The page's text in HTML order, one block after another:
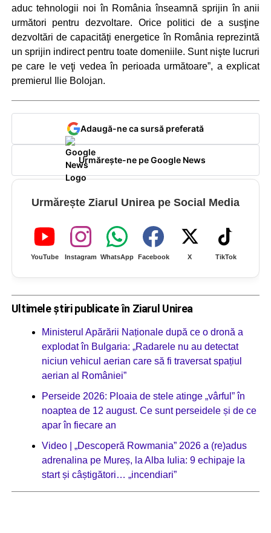
aduc tehnologii noi în România înseamnă sprijin în anii
următori pentru dezvoltare. Orice politici de a susţine
dezvoltări de capacităţi energetice în România reprezintă
un sprijin indirect pentru toate domeniile. Sunt nişte lucruri
pe care le veţi vedea în perioada următoare”, a explicat
premierul Ilie Bolojan.
Adaugă-ne ca sursă preferată
Urmărește-ne pe Google News
Urmărește Ziarul Unirea pe Social Media
YouTube Instagram WhatsApp Facebook X TikTok
Ultimele știri publicate în Ziarul Unirea
Ministerul Apărării Naționale după ce o dronă a
explodat în Bulgaria: „Radarele nu au detectat
niciun vehicul aerian care să fi traversat spațiul
aerian al României”
Perseide 2026: Ploaia de stele atinge „vârful” în
noaptea de 12 august. Ce sunt perseidele și de ce
apar în fiecare an
Video | „Descoperă Rowmania” 2026 a (re)adus
adrenalina pe Mureș, la Alba Iulia: 9 echipaje la
start și câștigători… „incendiari”